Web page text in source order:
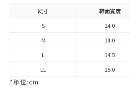
尺寸 鞋面寬度
S
14.0
M
14.0
L
14.5
LL
15.0
*単位:cm